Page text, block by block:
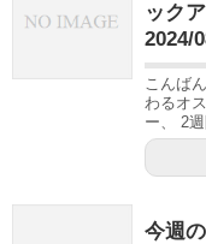
ック
2024/
こんば
わるオ
ー、 2
今週